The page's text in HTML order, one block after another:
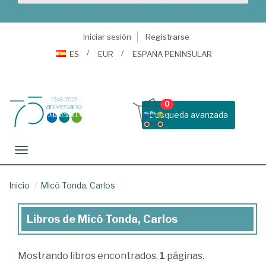
Iniciar sesión
Registrarse
ES
EUR ESPAÑA PENINSULAR
Busqueda avanzada
0
Toggle navigation
Inicio Micó Tonda, Carlos
Libros
Micó
Libros de Micó Tonda, Carlos
Mostrando libros encontrados. 1 páginas.